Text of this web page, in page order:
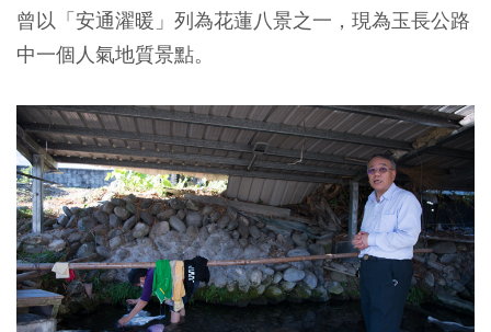
曾以「安通濯暖」列為花蓮八景之一，現為玉長公路
中一個人氣地質景點。